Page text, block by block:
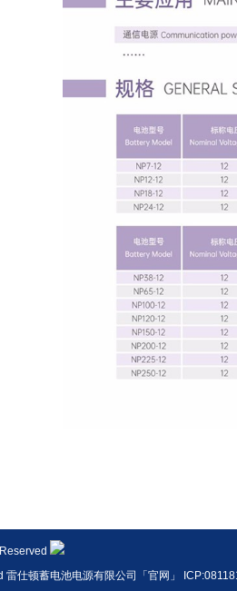
仕顿蓄电池电源有限公司「官网」